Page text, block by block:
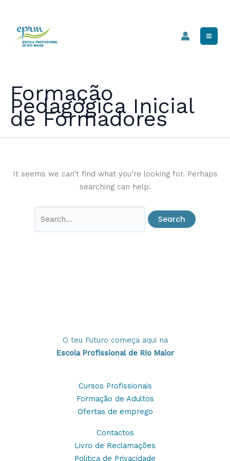
content
Formação
Pedagógica Inicial
de Formadores
It seems we can’t find what you’re looking for. Perhaps
searching can help.
O teu Futuro começa aqui na
Escola Profissional de Rio Maior
Cursos Profissionais
Formação de Adultos
Ofertas de emprego
Contactos
Livro de Reclamações
Politica de Privacidade